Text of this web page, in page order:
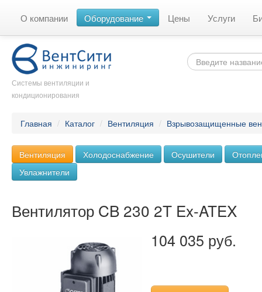
О компании Оборудование Цены Услуги
Системы вентиляции и
кондиционирования
Главная / Каталог / Вентиляция / Взрывозащищенные
Вентиляция Холодоснабжение Осушители
Увлажнители
Вентилятор CB 230 2T Ex-ATEX
104 035 руб.